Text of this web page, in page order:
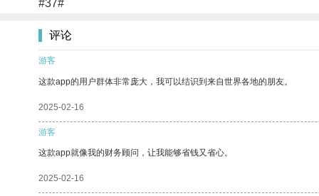
#37#
评论
游客
这款app的用户群体非常庞大，我可以结识到来自世界各地的朋友。
2025-02-16
游客
这款app就像我的财务顾问，让我能够省钱又省心。
2025-02-16